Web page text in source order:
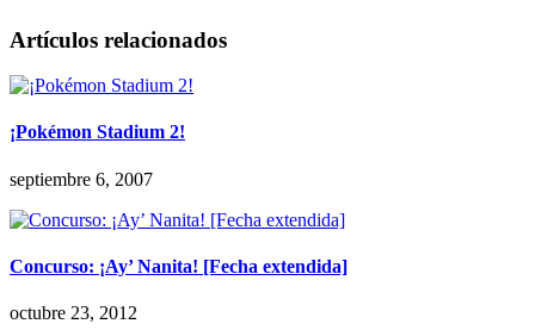
Artículos relacionados
¡Pokémon Stadium 2!
septiembre 6, 2007
Concurso: ¡Ay’ Nanita! [Fecha extendida]
octubre 23, 2012